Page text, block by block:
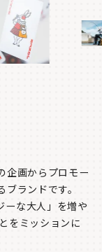
企画からプロモー
ランドです。
ーな大人」を増や
をミッションに